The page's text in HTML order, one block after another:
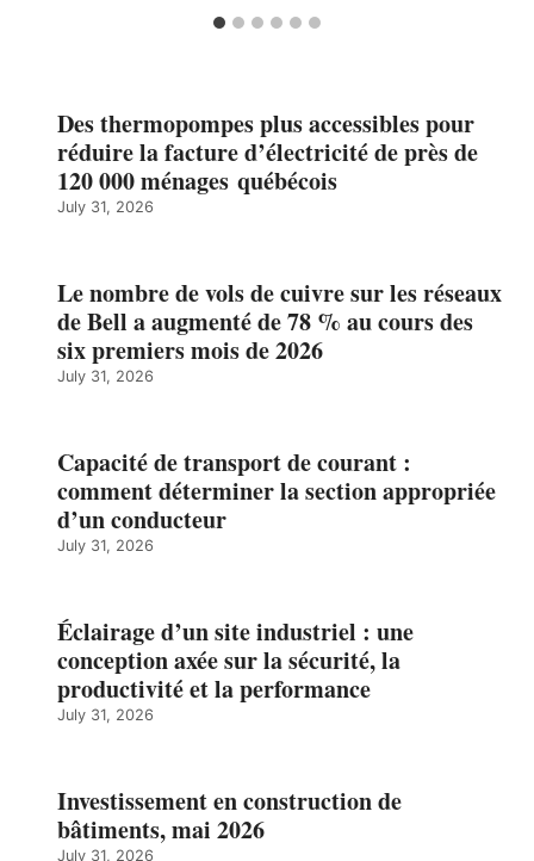
Des thermopompes plus accessibles pour
réduire la facture d’électricité de près de
120 000 ménages québécois
July 31, 2026
Le nombre de vols de cuivre sur les réseaux
de Bell a augmenté de 78 % au cours des
six premiers mois de 2026
July 31, 2026
Capacité de transport de courant :
comment déterminer la section appropriée
d’un conducteur
July 31, 2026
Éclairage d’un site industriel : une
conception axée sur la sécurité, la
productivité et la performance
July 31, 2026
Investissement en construction de
bâtiments, mai 2026
July 31, 2026